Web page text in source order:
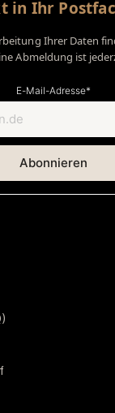
in Ihr
Ihrer Daten
Abmeldung ist
E-Mail-Adresse*